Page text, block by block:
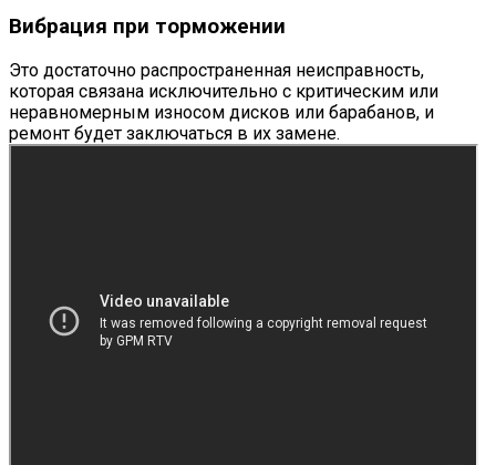
Вибрация при торможении
Это достаточно распространенная неисправность,
которая связана исключительно с критическим или
неравномерным износом дисков или барабанов, и
ремонт будет заключаться в их замене.